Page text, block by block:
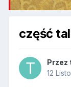
część
Przez
12